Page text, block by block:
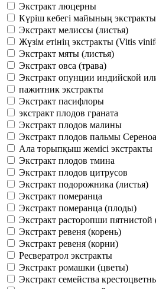
Экстракт люцерны
Күріш кебегі майының экстракты
Экстракт мелиссы (листья)
Жүзім етінің экстракты (Vitis
Экстракт мяты (листья)
Экстракт овса (трава)
Экстракт опунции индийской
пажитник экстракты
Экстракт пасифлоры
экстракт плодов граната
Экстракт плодов малины
Экстракт плодов пальмы Сереноа
Ала торыпқыш жемісі экстракты
Экстракт плодов тмина
Экстракт плодов цитрусов
Экстракт подорожника (листья)
Экстракт померанца
Экстракт померанца (плоды)
Экстракт расторопши
Экстракт ревеня (корень)
Экстракт ревеня (корни)
Ресвератрол экстракты
Экстракт ромашки (цветы)
Экстракт семейства